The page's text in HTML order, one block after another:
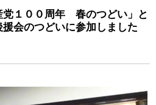
党１００周年 春のつどい」と
会のつどいに参加しました